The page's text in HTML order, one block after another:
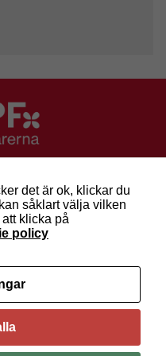
68
59 Stockholm
81 00
organisation för
välfärden och
leva på –kom med
det är ok, klickar du
såklart välja vilken
klicka på
policy
Upplevelse
För att vår
hemsida ska
prestera så
möjligt under
ditt besök.
Om du nekar
de här
att försvinna
från